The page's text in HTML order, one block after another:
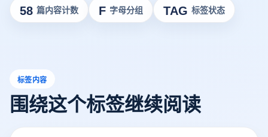
58 篇内容计数 F 字母分组 TAG 标签状态
标签内容
围绕这个标签继续阅读